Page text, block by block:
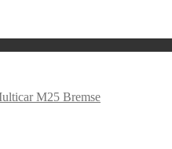
M25 Bremse